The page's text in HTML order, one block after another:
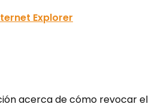
Explorer
acerca de cómo revocar el